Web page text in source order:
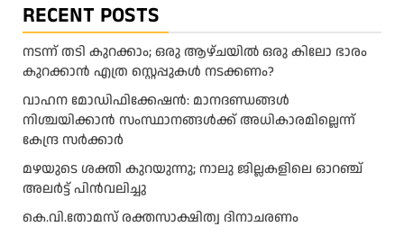
RECENT POSTS
നടന്ന് തടി കുറക്കാം; ഒരു ആഴ്ചയിൽ ഒരു കിലോ ഭാരം
കുറക്കാൻ എത്ര സ്റ്റെപ്പുകൾ നടക്കണം?
വാഹന മോഡിഫിക്കേഷൻ: മാനദണ്ഡങ്ങൾ
നിശ്ചയിക്കാൻ സംസ്ഥാനങ്ങൾക്ക് അധികാരമില്ലെന്ന്
കേന്ദ്ര സർക്കാർ
മ​ഴ​യു​ടെ ശ​ക്തി കു​റ​യു​ന്നു; നാ​ലു ജി​ല്ല​ക​ളി​ലെ ഓ​റ​ഞ്ച്
അ​ല​ർ​ട്ട് പി​ൻ​വ​ലി​ച്ചു
കെ.വി.തോമസ് രക്തസാക്ഷിത്വ ദിനാചരണം